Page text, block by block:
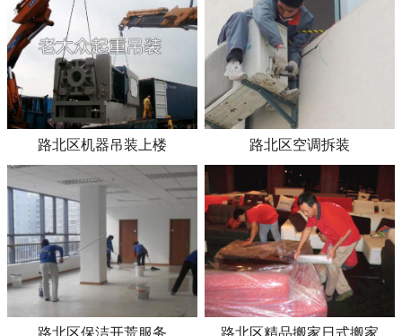
路北区机器吊装上楼 路北区空调拆装
路北区保洁开荒服务 路北区精品搬家日式搬家